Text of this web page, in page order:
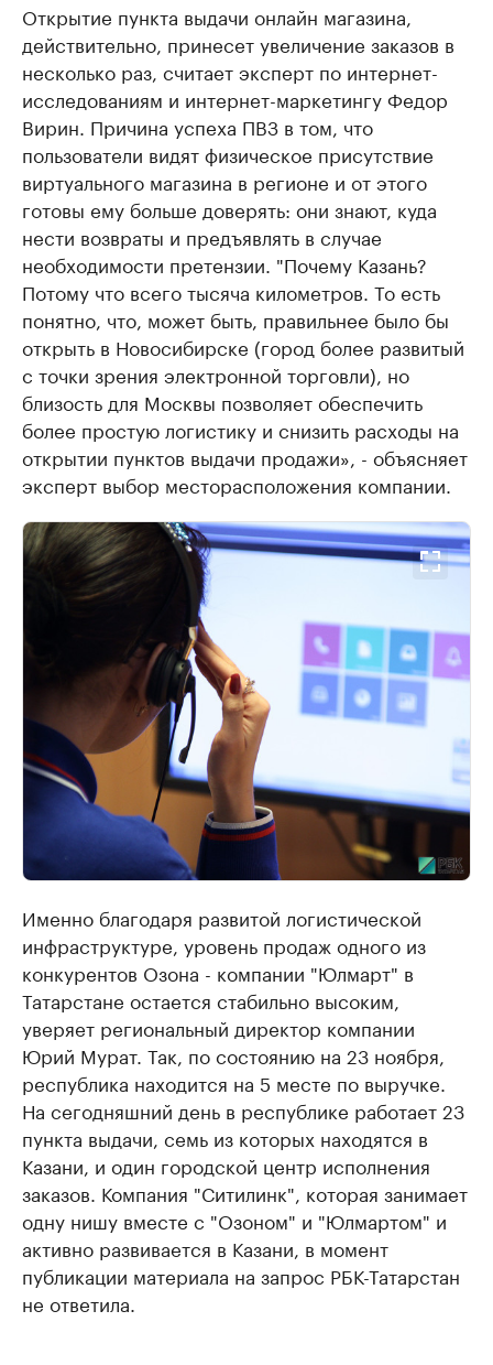
Открытие пункта выдачи онлайн магазина,
действительно, принесет увеличение заказов в
несколько раз, считает эксперт по интернет-
исследованиям и интернет-маркетингу Федор
Вирин. Причина успеха ПВЗ в том, что
пользователи видят физическое присутствие
виртуального магазина в регионе и от этого
готовы ему больше доверять: они знают, куда
нести возвраты и предъявлять в случае
необходимости претензии. "Почему Казань?
Потому что всего тысяча километров. То есть
понятно, что, может быть, правильнее было бы
открыть в Новосибирске (город более развитый
с точки зрения электронной торговли), но
близость для Москвы позволяет обеспечить
более простую логистику и снизить расходы на
открытии пунктов выдачи продажи», - объясняет
эксперт выбор месторасположения компании.
Именно благодаря развитой логистической
инфраструктуре, уровень продаж одного из
конкурентов Озона - компании "Юлмарт" в
Татарстане остается стабильно высоким,
уверяет региональный директор компании
Юрий Мурат. Так, по состоянию на 23 ноября,
республика находится на 5 месте по выручке.
На сегодняшний день в республике работает 23
пункта выдачи, семь из которых находятся в
Казани, и один городской центр исполнения
заказов. Компания "Ситилинк", которая занимает
одну нишу вместе с "Озоном" и "Юлмартом" и
активно развивается в Казани, в момент
публикации материала на запрос РБК-Татарстан
не ответила.